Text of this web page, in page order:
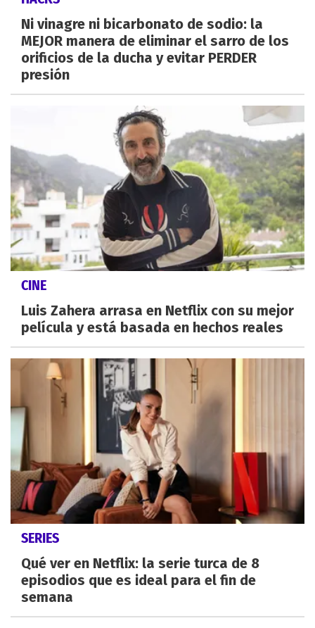
Ni vinagre ni bicarbonato de sodio: la
MEJOR manera de eliminar el sarro de los
orificios de la ducha y evitar PERDER
presión
CINE
Luis Zahera arrasa en Netflix con su mejor
película y está basada en hechos reales
SERIES
Qué ver en Netflix: la serie turca de 8
episodios que es ideal para el fin de
semana